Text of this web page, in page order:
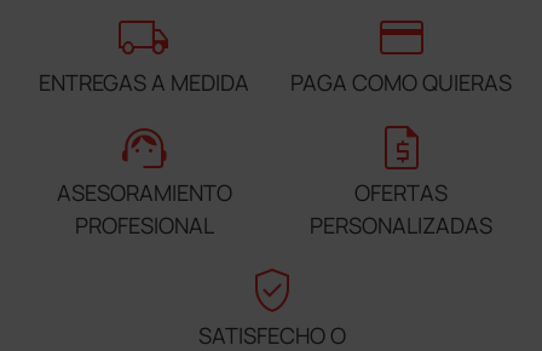
local_shipping
ENTREGAS A MEDIDA
credit_card
PAGA COMO QUIERAS
support_agent
ASESORAMIENTO
PROFESIONAL
request_quote
OFERTAS
PERSONALIZADAS
verified_user
SATISFECHO O